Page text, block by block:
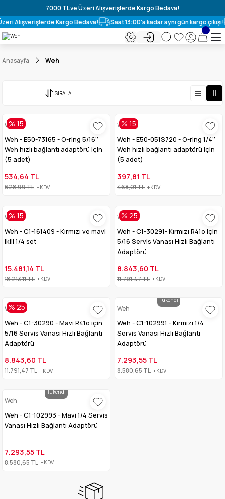
7000 TL ve Üzeri Alışverişlerde Kargo Bedava!
Alışverişlerde Kargo Bedava!
Saat 13:00'a kadar aynı gün kargo çıkışı!
Anasayfa Weh
SIRALA
% 15
Weh
Weh - E50-73165 - O-ring 5/16''
Weh hızlı bağlantı adaptörü için
(5 adet)
534,64 TL
628,99 TL +KDV
% 15
Weh
Weh - E50-051S720 - O-ring 1/4''
Weh hızlı bağlantı adaptörü için
(5 adet)
397,81 TL
468,01 TL +KDV
% 15
Weh
Weh - C1-161409 - Kırmızı ve mavi
ikili 1/4 set
15.481,14 TL
18.213,11 TL +KDV
% 25
Weh
Weh - C1-30291- Kırmızı R41o için
5/16 Servis Vanası Hızlı Bağlantı
Adaptörü
8.843,60 TL
11.791,47 TL +KDV
% 25
Weh
Weh - C1-30290 - Mavi R41o için
5/16 Servis Vanası Hızlı Bağlantı
Adaptörü
8.843,60 TL
11.791,47 TL +KDV
Tükendi
Weh
Weh - C1-102991 - Kırmızı 1/4
Servis Vanası Hızlı Bağlantı
Adaptörü
7.293,55 TL
8.580,65 TL +KDV
Tükendi
Weh
Weh - C1-102993 - Mavi 1/4 Servis
Vanası Hızlı Bağlantı Adaptörü
7.293,55 TL
8.580,65 TL +KDV